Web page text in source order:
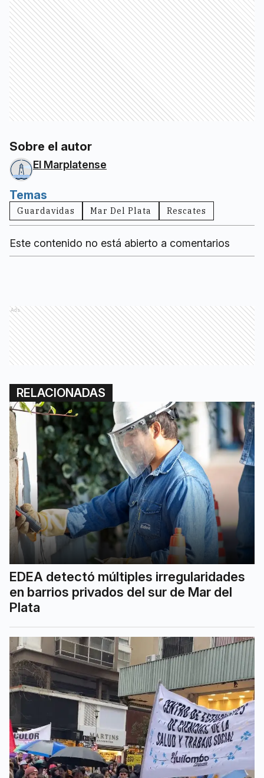
Sobre el autor
El Marplatense
Temas
Guardavidas Mar Del Plata Rescates
Este contenido no está abierto a comentarios
Ads
RELACIONADAS
EDEA detectó múltiples irregularidades
en barrios privados del sur de Mar del
Plata